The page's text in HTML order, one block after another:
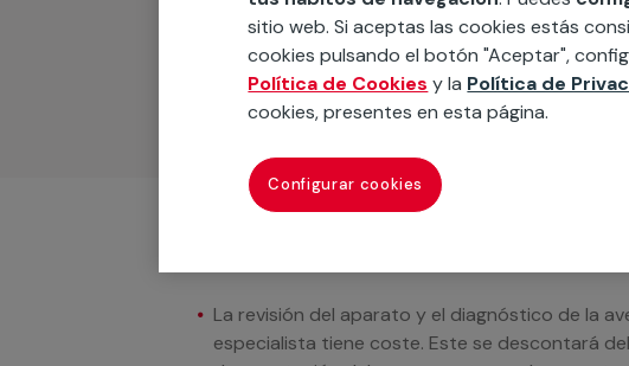
Podemos ofrecer cualquier servicio a medida
materiales, equipamientos, electrodomésticos,
cuando te llamemos.
La revisión del aparato y el diagnóstico de la
especialista tiene coste. Este se descontará
sitio web. Si aceptas las cookies estás
cookies pulsando el botón "Aceptar",
Política de Cookies y la Política de
cookies, presentes en esta página.
Configurar cookies